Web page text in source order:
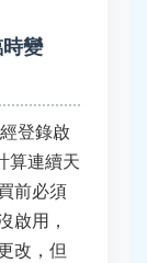
變
登錄啟
算連續天
前必須
啟用，
改，但